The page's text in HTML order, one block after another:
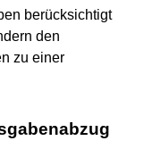
berücksichtigt
den
zu einer